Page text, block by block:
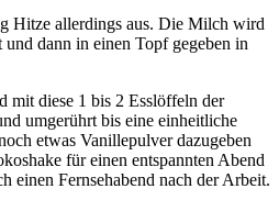
Hitze allerdings aus. Die Milch wird
dann in einen Topf gegeben in
mit diese 1 bis 2 Esslöffeln der
umgerührt bis eine einheitliche
etwas Vanillepulver dazugeben
für einen entspannten Abend
einen Fernsehabend nach der Arbeit.